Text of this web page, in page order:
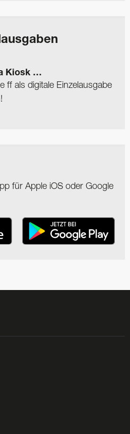
Kiosk …
ff als digitale Einzelausgabe
für Apple iOS oder Google